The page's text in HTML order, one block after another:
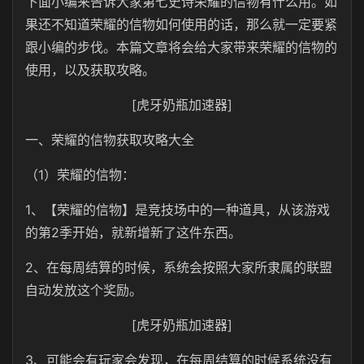
果还不知道荣耀的信物如何使用的话，那么就一定要紧
跟小编的步伐。本篇文章将会给大家带来荣耀的信物的
使用，以及获取攻略。
[虎牙奶瓶加速器]
一、荣耀的信物获取攻略大全
（1）荣耀的信物：
1、【荣耀的信物】是竞技场中的一种道具，从该游戏
的第2季开始，就新增新了这件东西。
2、在每周结算的时候，系统会按照大家所隶属的联盟
自动发放这个奖励。
[虎牙奶瓶加速器]
3、可能会有玩家会发现，在每周结算的时候系统没有